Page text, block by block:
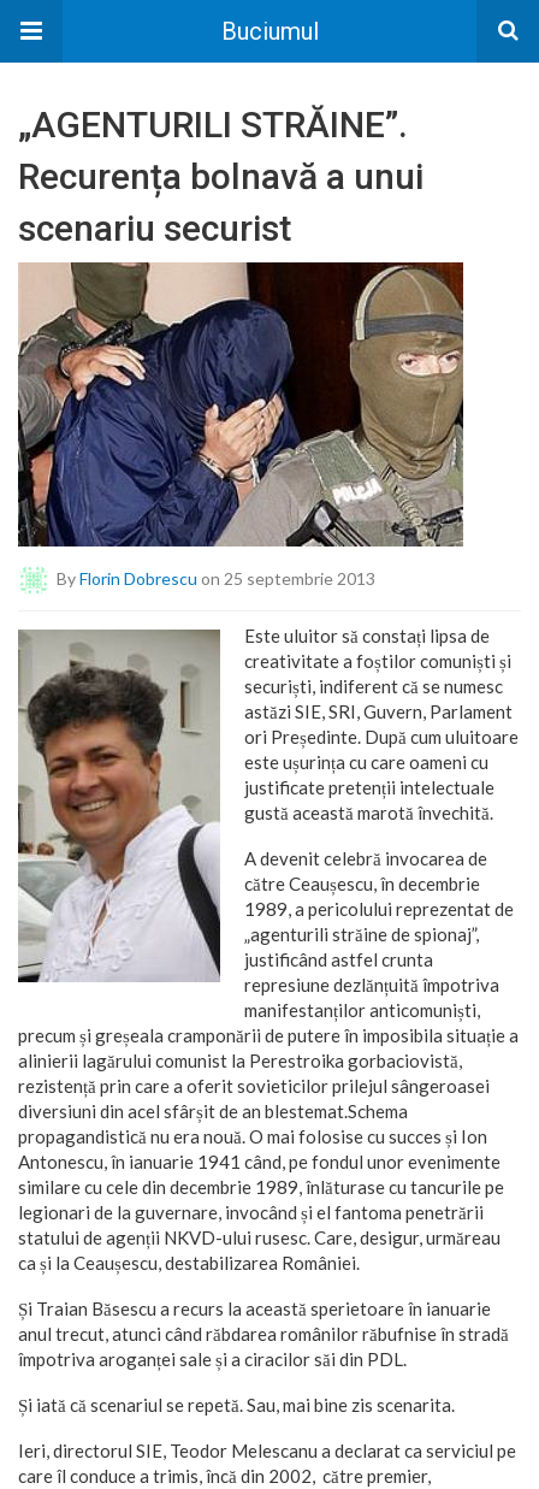
Buciumul
„AGENTURILI STRĂINE”.
Recurența bolnavă a unui
scenariu securist
ByFlorin Dobrescu on 25 septembrie 2013
Este uluitor să constați lipsa de
creativitate a foștilor comuniști și
securiști, indiferent că se numesc
astăzi SIE, SRI, Guvern, Parlament
ori Președinte. După cum uluitoare
este ușurința cu care oameni cu
justificate pretenții intelectuale
gustă această marotă învechită.
A devenit celebră invocarea de
către Ceaușescu, în decembrie
1989, a pericolului reprezentat de
„agenturili străine de spionaj”,
justificând astfel crunta
represiune dezlănțuită împotriva
manifestanților anticomuniști,
precum și greșeala cramponării de putere în imposibila situație a
alinierii lagărului comunist la Perestroika gorbaciovistă,
rezistență prin care a oferit sovieticilor prilejul sângeroasei
diversiuni din acel sfârșit de an blestemat.Schema
propagandistică nu era nouă. O mai folosise cu succes și Ion
Antonescu, în ianuarie 1941 când, pe fondul unor evenimente
similare cu cele din decembrie 1989, înlăturase cu tancurile pe
legionari de la guvernare, invocând și el fantoma penetrării
statului de agenții NKVD-ului rusesc. Care, desigur, urmăreau
ca și la Ceaușescu, destabilizarea României.
Și Traian Băsescu a recurs la această sperietoare în ianuarie
anul trecut, atunci când răbdarea românilor răbufnise în stradă
împotriva aroganței sale și a ciracilor săi din PDL.
Și iată că scenariul se repetă. Sau, mai bine zis scenarita.
Ieri, directorul SIE, Teodor Melescanu a declarat ca serviciul pe
care îl conduce a trimis, încă din 2002, către premier,